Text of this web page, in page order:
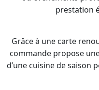
prestation
Grâce à une carte
commande propose
d’une cuisine de saison